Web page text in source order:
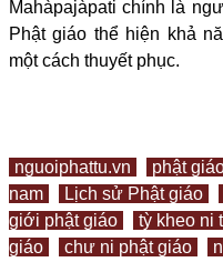
Mahàpajàpati chính là
Phật giáo thể hiện khả
một cách thuyết phục.
nguoiphattu.vn
phật
nam
Lịch sử Phật giáo
giới phật giáo
tỳ kheo ni
giáo
chư ni phật giáo